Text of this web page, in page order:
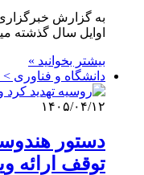
به گزارش خبرگزاری
اوایل سال گذشته
بیشتر بخوانید »
دانشگاه و فناوری
۱۴۰۵/۰۴/۱۲
دستور
توقف ارائه